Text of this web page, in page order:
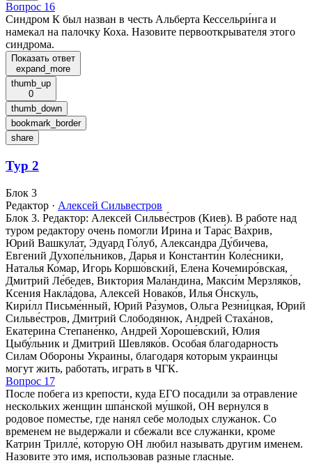
Вопрос 16
Синдром К был назван в честь Альберта Кессельри́нга и
намекал на палочку Коха. Назовите первооткрывателя этого
синдрома.
Показать ответ
expand_more
thumb_up
0
thumb_down
bookmark_border
share
Тур 2
Блок 3
Редактор · Алексей Сильвестров
Блок 3. Редактор: Алексей Сильве́стров (Киев). В работе над
туром редактору очень помогли Ирина и Тара́с Ва́хрив,
Юрий Вашкула́т, Эдуард Го́луб, Александра Ду́бичева,
Евгений Духопе́льников, Дарья и Константи́н Коле́сники,
Наталья Ко́мар, Игорь Коршо́вский, Елена Кочемиро́вская,
Дмитрий Ле́бедев, Виктория Мала́ндина, Макси́м Мерзляко́в,
Ксения Накла́дова, Алексей Новако́в, Илья О́нскуль,
Кири́лл Письме́нный, Юрий Ра́зумов, Ольга Резни́цкая, Юрий
Сильве́стров, Дмитрий Слободянюк, Андрей Стаха́нов,
Екатерина Степане́нко, Андрей Хороше́вский, Юлия
Цыбу́льник и Дмитрий Шевляко́в. Особая благодарность
Силам Обороны Украины, благодаря которым украинцы
могут жить, работать, играть в ЧГК.
Вопрос 17
После побега из крепости, куда ЕГО посадили за отравление
нескольких женщин шпа́нской му́шкой, ОН вернулся в
родовое поместье, где нанял себе молодых служанок. Со
временем не выдержали и сбежали все служанки, кроме
Катрин Трилле́, которую ОН любил называть другим именем.
Назовите это имя, использовав разные гласные.